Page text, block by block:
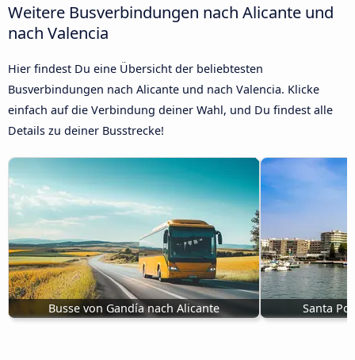
Weitere Busverbindungen nach Alicante und
nach Valencia
Hier findest Du eine Übersicht der beliebtesten
Busverbindungen nach Alicante und nach Valencia. Klicke
einfach auf die Verbindung deiner Wahl, und Du findest alle
Details zu deiner Busstrecke!
Busse von Gandía nach Alicante Santa